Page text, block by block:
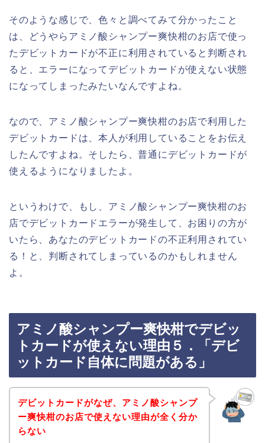
そのような感じで、色々と調べてみて分かったこと
は、どうやらアミノ酸シャンプー爽快柑のお店で使っ
たデビットカードが不正に利用されていると判断され
ると、エラーになってデビットカードが使えない状態
になってしまったみたいなんですよね。
なので、アミノ酸シャンプー爽快柑のお店で利用した
デビットカードは、本人が利用していることをお伝え
したんですよね。そしたら、普通にデビットカードが
使えるようになりましたよ。
というわけで、もし、アミノ酸シャンプー爽快柑のお
店でデビットカードエラーが発生して、お困りの方が
いたら、あなたのデビットカードの不正利用されてい
る！と、判断されてしまっているのかもしれません
よ。
アミノ酸シャンプー爽快柑でデビッ
トカードが使えない理由５．「デビ
ットカード自体に問題がある」
デビットカードがなぜ、アミノ酸シャンプ
ー爽快柑のお店で使えない理由が全く分か
らない